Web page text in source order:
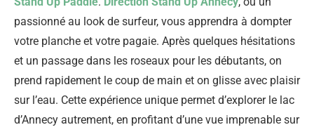
passionné au look de surfeur, vous apprendra à dompter
votre planche et votre pagaie. Après quelques hésitations
et un passage dans les roseaux pour les débutants, on
prend rapidement le coup de main et on glisse avec plaisir
sur l’eau. Cette expérience unique permet d’explorer le lac
d’Annecy autrement, en profitant d’une vue imprenable sur